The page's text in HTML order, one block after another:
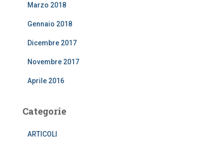
Marzo 2018
Gennaio 2018
Dicembre 2017
Novembre 2017
Aprile 2016
Categorie
ARTICOLI